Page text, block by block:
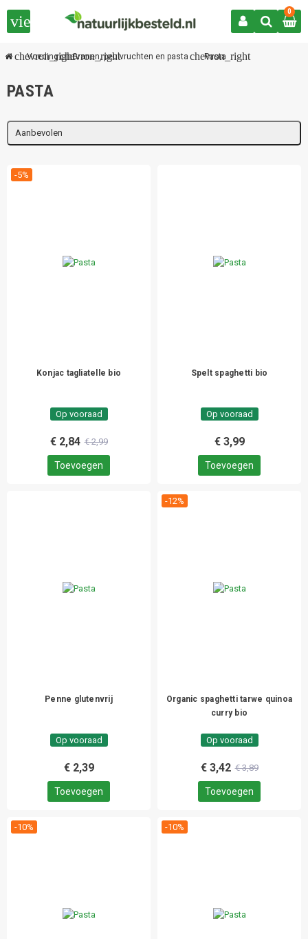
view_headline
0
chevron_right
Voedingchevron_right
Granen, peulvruchten en pasta chevron_right
Pasta
PASTA
Aanbevolen
-5%
Konjac tagliatelle bio
Op vooraad
€ 2,84 € 2,99
Toevoegen
Spelt spaghetti bio
Op vooraad
€ 3,99
Toevoegen
Penne glutenvrij
Op vooraad
€ 2,39
Toevoegen
-12%
Organic spaghetti tarwe quinoa
curry bio
Op vooraad
€ 3,42 € 3,89
Toevoegen
-10% -10%